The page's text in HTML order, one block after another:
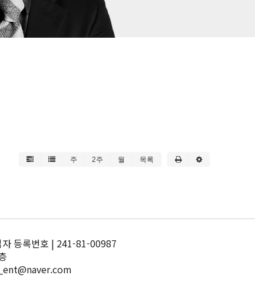
주 2주 월 목록
등록번호 | 241-81-00987